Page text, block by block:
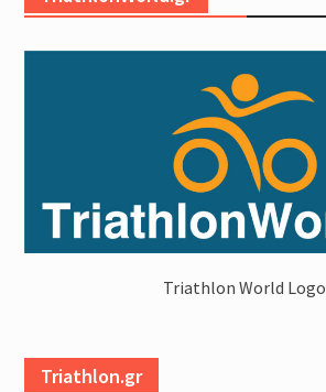
Triathlon World Logo
Triathlon.gr